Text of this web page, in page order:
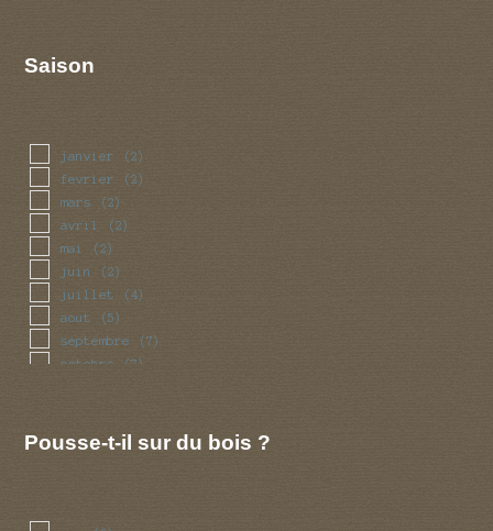
Saison
janvier (2)
fevrier (2)
mars (2)
avril (2)
mai (2)
juin (2)
juillet (4)
aout (5)
septembre (7)
octobre (7)
Pousse-t-il sur du bois ?